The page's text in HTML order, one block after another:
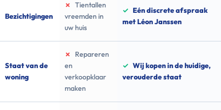
Bezichtigingen
✗
Tientallen
vreemden in
uw huis
✓ Eén discrete afspraak
met Léon Janssen
Staat van de
woning
✗
Repareren
en
verkoopklaar
maken
✓ Wij kopen in de huidige,
verouderde staat